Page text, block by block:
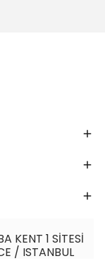
KENT 1 SİTESİ
/ ISTANBUL